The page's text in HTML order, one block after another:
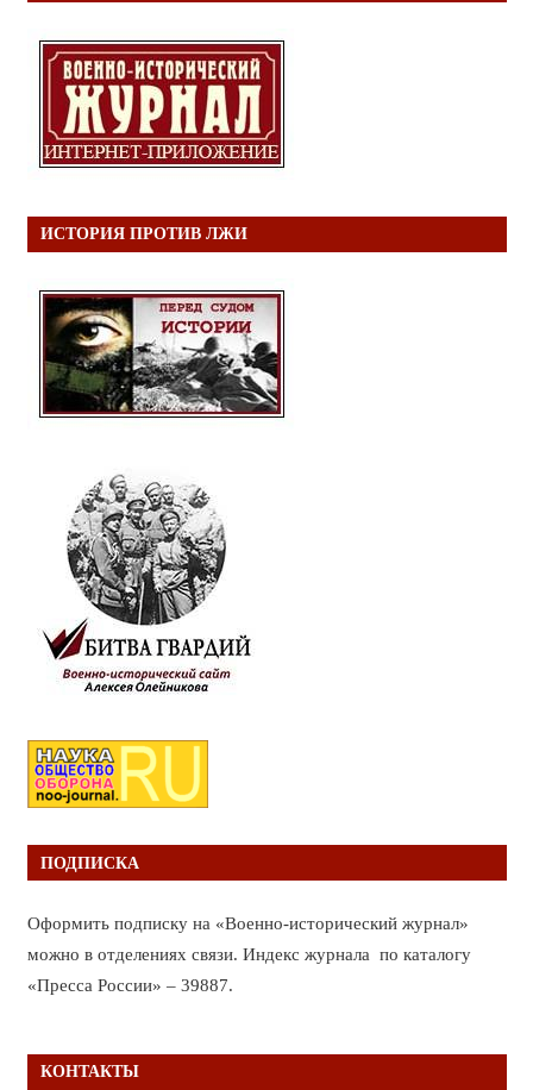
ИСТОРИЯ ПРОТИВ ЛЖИ
ПОДПИСКА
Оформить подписку на «Военно-исторический журнал»
можно в отделениях связи. Индекс журнала по каталогу
«Пресса России» – 39887.
КОНТАКТЫ